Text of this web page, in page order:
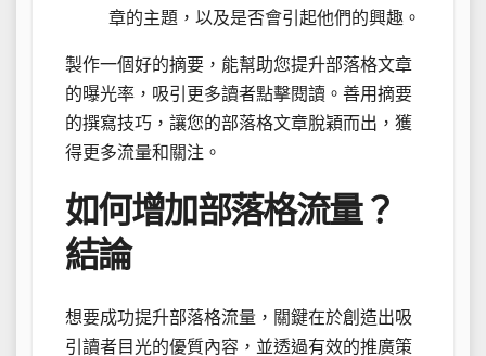
章的主題，以及是否會引起他們的興趣。
製作一個好的摘要，能幫助您提升部落格文章
的曝光率，吸引更多讀者點擊閱讀。善用摘要
的撰寫技巧，讓您的部落格文章脫穎而出，獲
得更多流量和關注。
如何增加部落格流量？
結論
想要成功提升部落格流量，關鍵在於創造出吸
引讀者目光的優質內容，並透過有效的推廣策